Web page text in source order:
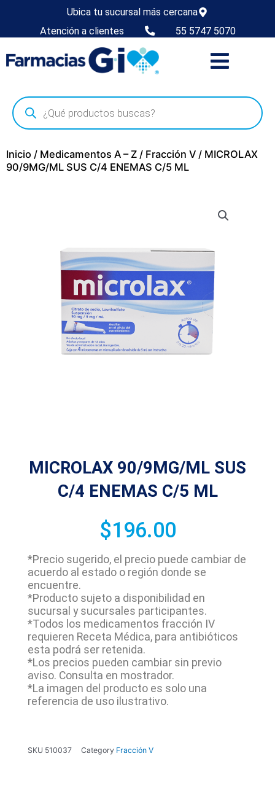
Ubica tu sucursal más cercana
Atención a clientes
55 5747 5070
Inicio / Medicamentos A – Z / Fracción V / MICROLAX
90/9MG/ML SUS C/4 ENEMAS C/5 ML
MICROLAX 90/9MG/ML SUS
C/4 ENEMAS C/5 ML
$196.00
*Precio sugerido, el precio puede cambiar de
acuerdo al estado o región donde se
encuentre.
*Producto sujeto a disponibilidad en
sucursal y sucursales participantes.
*Todos los medicamentos fracción IV
requieren Receta Médica, para antibióticos
esta podrá ser retenida.
*Los precios pueden cambiar sin previo
aviso. Consulta en mostrador.
*La imagen del producto es solo una
referencia de uso ilustrativo.
SKU 510037 Category Fracción V